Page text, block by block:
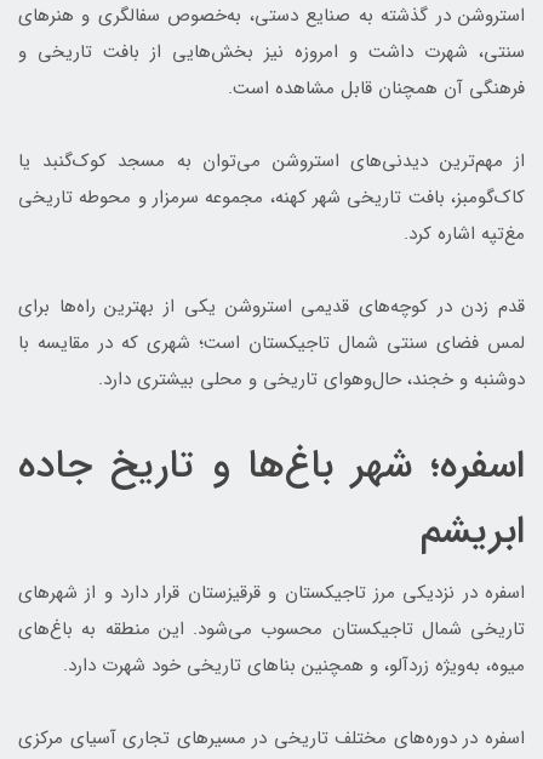
استروشن در گذشته به صنایع دستی، به‌خصوص سفالگری و هنرهای
سنتی، شهرت داشت و امروزه نیز بخش‌هایی از بافت تاریخی و
فرهنگی آن همچنان قابل مشاهده است.
از مهم‌ترین دیدنی‌های استروشن می‌توان به مسجد کوک‌گنبد یا
کاک‌گومبز، بافت تاریخی شهر کهنه، مجموعه سرمزار و محوطه تاریخی
مغ‌تپه اشاره کرد.
قدم زدن در کوچه‌های قدیمی استروشن یکی از بهترین راه‌ها برای
لمس فضای سنتی شمال تاجیکستان است؛ شهری که در مقایسه با
دوشنبه و خجند، حال‌وهوای تاریخی و محلی بیشتری دارد.
اسفره؛ شهر باغ‌ها و تاریخ جاده
ابریشم
اسفره در نزدیکی مرز تاجیکستان و قرقیزستان قرار دارد و از شهرهای
تاریخی شمال تاجیکستان محسوب می‌شود. این منطقه به باغ‌های
میوه، به‌ویژه زردآلو، و همچنین بناهای تاریخی خود شهرت دارد.
اسفره در دوره‌های مختلف تاریخی در مسیرهای تجاری آسیای مرکزی